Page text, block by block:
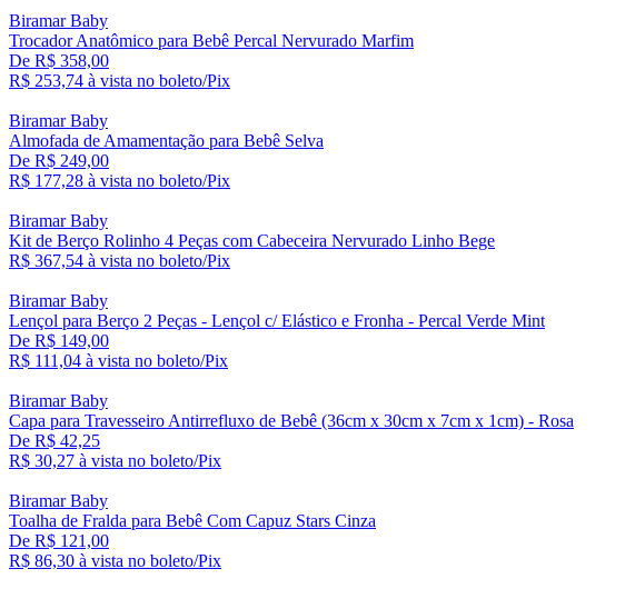
Biramar Baby
Trocador Anatômico para Bebê Percal Nervurado Marfim
De R$ 358,00
R$ 253,74 à vista no boleto/Pix
Biramar Baby
Almofada de Amamentação para Bebê Selva
De R$ 249,00
R$ 177,28 à vista no boleto/Pix
Biramar Baby
Kit de Berço Rolinho 4 Peças com Cabeceira Nervurado Linho Bege
R$ 367,54 à vista no boleto/Pix
Biramar Baby
Lençol para Berço 2 Peças - Lençol c/ Elástico e Fronha - Percal Verde Mint
De R$ 149,00
R$ 111,04 à vista no boleto/Pix
Biramar Baby
Capa para Travesseiro Antirrefluxo de Bebê (36cm x 30cm x 7cm x 1cm) - Rosa
De R$ 42,25
R$ 30,27 à vista no boleto/Pix
Biramar Baby
Toalha de Fralda para Bebê Com Capuz Stars Cinza
De R$ 121,00
R$ 86,30 à vista no boleto/Pix